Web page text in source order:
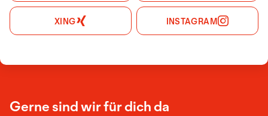
XING INSTAGRAM
Gerne sind wir für dich da